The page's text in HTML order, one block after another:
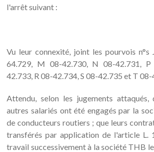
l'arrêt suivant :
Vu leur connexité, joint les pourvois
64.729, M 08-42.730, N 08-42.731,
42.733, R 08-42.734, S 08-42.735 et T 08-
Attendu, selon les jugements
autres salariés ont été engagés par la
de conducteurs routiers ; que leurs
transférés par application de l'article L.
travail successivement à la société THB